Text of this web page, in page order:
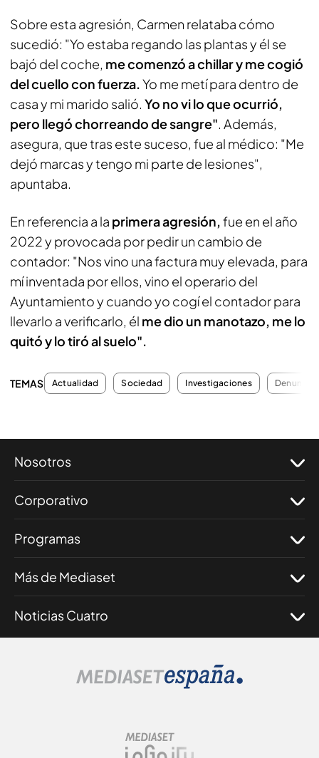
Sobre esta agresión, Carmen relataba cómo
sucedió: "Yo estaba regando las plantas y él se
bajó del coche, me comenzó a chillar y me cogió
del cuello con fuerza.Yo me metí para dentro de
casa y mi marido salió. Yo no vi lo que ocurrió,
pero llegó chorreando de sangre". Además,
asegura, que tras este suceso, fue al médico: "Me
dejó marcas y tengo mi parte de lesiones",
apuntaba.
En referencia a la primera agresión,fue en el año
2022 y provocada por pedir un cambio de
contador: "Nos vino una factura muy elevada, para
mí inventada por ellos, vino el operario del
Ayuntamiento y cuando yo cogí el contador para
llevarlo a verificarlo, él me dio un manotazo, me lo
quitó y lo tiró al suelo".
TEMAS Actualidad Sociedad Investigaciones Denuncias
Nosotros
Corporativo
Programas
Más de Mediaset
Noticias Cuatro